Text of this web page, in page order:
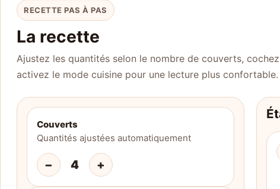
RECETTE PAS À PAS
La recette
Ajustez les quantités selon le nombre de couverts,
activez le mode cuisine pour une lecture plus confortable.
Couverts
Quantités ajustées automatiquement
− 4 +